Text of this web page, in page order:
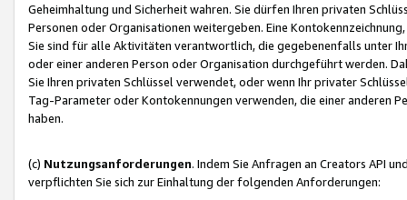
Geheimhaltung und Sicherheit wahren. Sie dürfen Ihren privaten
Personen oder Organisationen weitergeben. Eine
Sie sind für alle Aktivitäten verantwortlich, die gegebenenfalls unter
oder einer anderen Person oder Organisation durchgeführt werden.
Sie Ihren privaten Schlüssel verwendet, oder wenn Ihr privater
Tag-Parameter oder Kontokennungen verwenden, die einer anderen
haben.
(c) Nutzungsanforderungen. Indem Sie Anfragen an Creators API
verpflichten Sie sich zur Einhaltung der folgenden Anforderungen: